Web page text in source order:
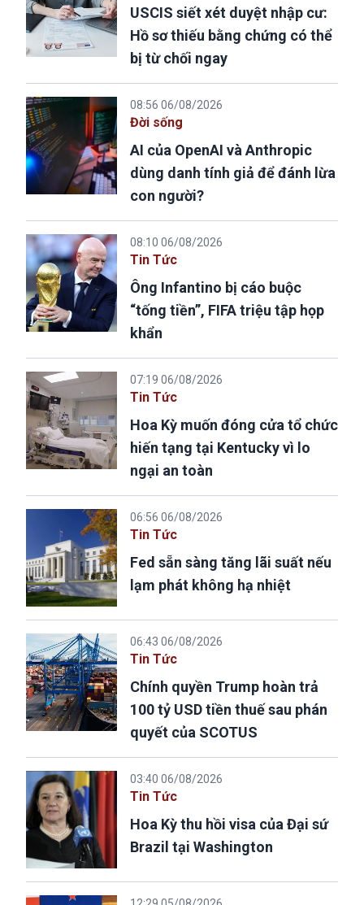
USCIS siết xét duyệt nhập cư:
Hồ sơ thiếu bằng chứng có thể
bị từ chối ngay
08:56 06/08/2026
Đời sống
AI của OpenAI và Anthropic
dùng danh tính giả để đánh lừa
con người?
08:10 06/08/2026
Tin Tức
Ông Infantino bị cáo buộc
“tống tiền”, FIFA triệu tập họp
khẩn
07:19 06/08/2026
Tin Tức
Hoa Kỳ muốn đóng cửa tổ chức
hiến tạng tại Kentucky vì lo
ngại an toàn
06:56 06/08/2026
Tin Tức
Fed sẵn sàng tăng lãi suất nếu
lạm phát không hạ nhiệt
06:43 06/08/2026
Tin Tức
Chính quyền Trump hoàn trả
100 tỷ USD tiền thuế sau phán
quyết của SCOTUS
03:40 06/08/2026
Tin Tức
Hoa Kỳ thu hồi visa của Đại sứ
Brazil tại Washington